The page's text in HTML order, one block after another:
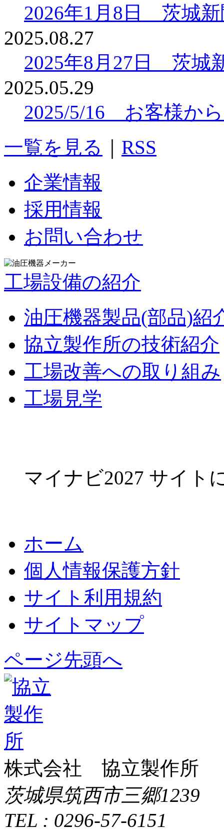
2026年1月8日 茨城
2025.08.27
2025年8月27日 茨城
2025.05.29
2025/5/16 お客様か
一覧を見る
RSS
企業情報
採用情報
お問い合わせ
工場設備の紹介
油圧機器製品(部品)紹
協立製作所の技術紹介
工場改善への取り組み
工場見学
マイナビ2027 サイト
ホーム
個人情報保護方針
サイト利用規約
サイトマップ
ページ先頭へ
株式会社 協立製作所
茨城県筑西市三郷1239
TEL : 0296-57-6151